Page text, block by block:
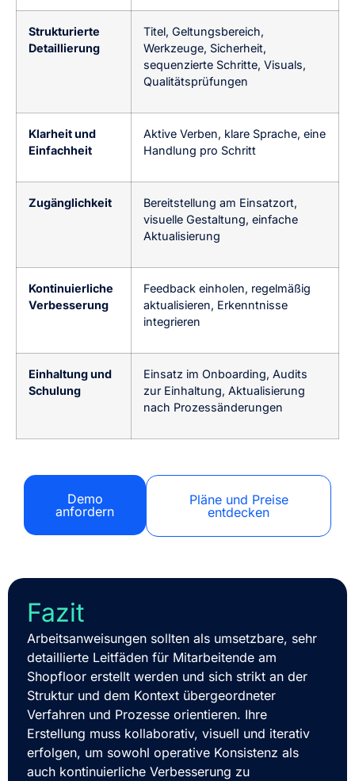
Strukturierte
Detaillierung
Titel, Geltungsbereich,
Werkzeuge, Sicherheit,
sequenzierte Schritte, Visuals,
Qualitätsprüfungen
Klarheit und
Einfachheit
Aktive Verben, klare Sprache, eine
Handlung pro Schritt
Zugänglichkeit
Bereitstellung am Einsatzort,
visuelle Gestaltung, einfache
Aktualisierung
Kontinuierliche
Verbesserung
Feedback einholen, regelmäßig
aktualisieren, Erkenntnisse
integrieren
Einhaltung und
Schulung
Einsatz im Onboarding, Audits
zur Einhaltung, Aktualisierung
nach Prozessänderungen
Demo
anfordern
Pläne und Preise
entdecken
Fazit
Arbeitsanweisungen sollten als umsetzbare, sehr
detaillierte Leitfäden für Mitarbeitende am
Shopfloor erstellt werden und sich strikt an der
Struktur und dem Kontext übergeordneter
Verfahren und Prozesse orientieren. Ihre
Erstellung muss kollaborativ, visuell und iterativ
erfolgen, um sowohl operative Konsistenz als
auch kontinuierliche Verbesserung zu